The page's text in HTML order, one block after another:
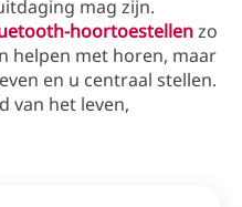
mag zijn.
hoortoestellenzo
helpen met horen, maar
en u centraal stellen.
van het leven,